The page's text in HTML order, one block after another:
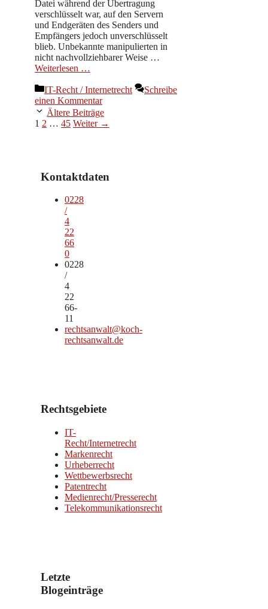
Datei während der Übertragung
verschlüsselt war, auf den Servern
und Endgeräten des Senders und
Empfängers jedoch unverschlüsselt
blieb. Unbekannte manipulierten in
nicht nachvollziehbarer Weise …
Weiterlesen …
Kategorien
IT-Recht / Internetrecht
Schreibe
einen Kommentar
Ältere Beiträge
Seite
1 Seite
2 … Seite
45 Weiter →
Kontaktdaten
0228
/
4
22
66
0
0228
/
4
22
66-
11
rechtsanwalt@koch-
rechtsanwalt.de
Rechtsgebiete
IT-
Recht/Internetrecht
Markenrecht
Urheberrecht
Wettbewerbsrecht
Patentrecht
Medienrecht/Presserecht
Telekommunikationsrecht
Letzte
Blogeinträge